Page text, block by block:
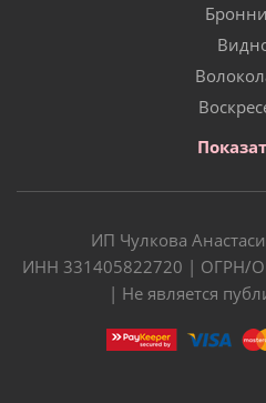
ИП Чулкова
ИНН 331405822720 | ОГРН/
| Не является